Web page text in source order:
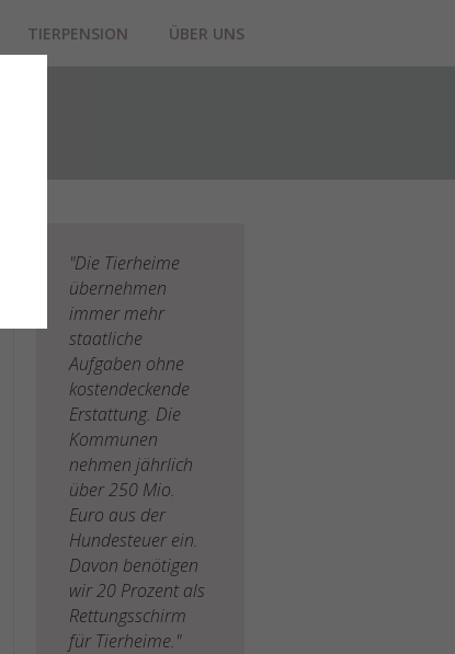
TIERPENSION ÜBER UNS
"Die Tierheime
übernehmen
immer mehr
staatliche
Aufgaben ohne
kostendeckende
Erstattung. Die
Kommunen
nehmen jährlich
über 250 Mio.
Euro aus der
Hundesteuer ein.
Davon benötigen
wir 20 Prozent als
Rettungsschirm
für Tierheime."